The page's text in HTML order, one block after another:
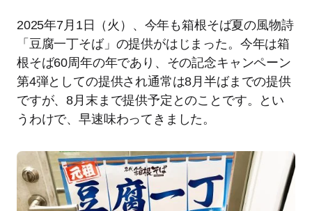
2025年7月1日（火）、今年も箱根そば夏の風物詩
「豆腐一丁そば」の提供がはじまった。今年は箱
根そば60周年の年であり、その記念キャンペーン
第4弾としての提供され通常は8月半ばまでの提供
ですが、8月末まで提供予定とのことです。とい
うわけで、早速味わってきました。